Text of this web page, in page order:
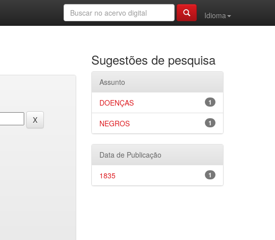
Idioma
Sugestões de pesquisa
Assunto
1
DOENÇAS
1
NEGROS
Data de Publicação
1
1835